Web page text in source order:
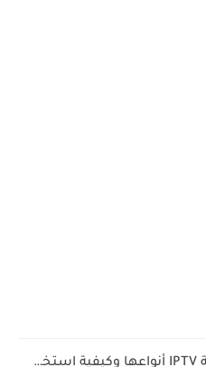
ما هي خدمة IPTV أنواعها وكيفية استخدامها